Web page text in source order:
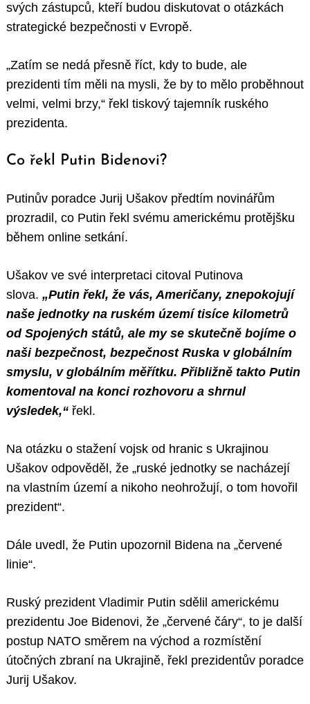
svých zástupců, kteří budou diskutovat o otázkách
strategické bezpečnosti v Evropě.
„Zatím se nedá přesně říct, kdy to bude, ale
prezidenti tím měli na mysli, že by to mělo proběhnout
velmi, velmi brzy,“ řekl tiskový tajemník ruského
prezidenta.
Co řekl Putin Bidenovi?
Putinův poradce Jurij Ušakov předtím novinářům
prozradil, co Putin řekl svému americkému protějšku
během online setkání.
Ušakov ve své interpretaci citoval Putinova
slova. „Putin řekl, že vás, Američany, znepokojují
naše jednotky na ruském území tisíce kilometrů
od Spojených států, ale my se skutečně bojíme o
naši bezpečnost, bezpečnost Ruska v globálním
smyslu, v globálním měřítku. Přibližně takto Putin
komentoval na konci rozhovoru a shrnul
výsledek,“ řekl.
Na otázku o stažení vojsk od hranic s Ukrajinou
Ušakov odpověděl, že „ruské jednotky se nacházejí
na vlastním území a nikoho neohrožují, o tom hovořil
prezident“.
Dále uvedl, že Putin upozornil Bidena na „červené
linie“.
Ruský prezident Vladimir Putin sdělil americkému
prezidentu Joe Bidenovi, že „červené čáry“, to je další
postup NATO směrem na východ a rozmístění
útočných zbraní na Ukrajině, řekl prezidentův poradce
Jurij Ušakov.